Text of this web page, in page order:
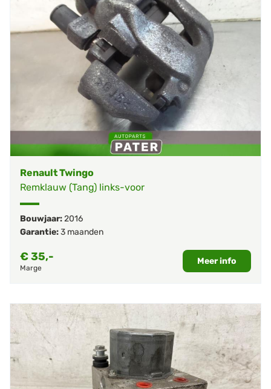
Renault Twingo
Remklauw (Tang) links-voor
Bouwjaar:2016
Garantie:3 maanden
€35,-
Marge
Meer info